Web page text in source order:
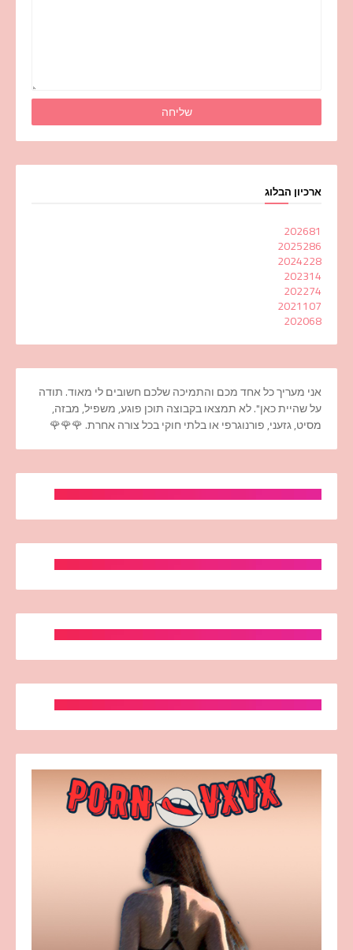
ארכיון הבלוג
202681
2025286
2024228
202314
202274
2021107
202068
אני מעריך כל אחד מכם והתמיכה שלכם חשובים לי מאוד. תודה
על שהיית כאן". לא תמצאו בקבוצה תוכן פוגע, משפיל, מבזה,
מסיט, גזעני, פורנוגרפי או בלתי חוקי בכל צורה אחרת. 🌹🌹🌹